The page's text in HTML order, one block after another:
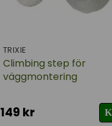
TRIXIE
Climbing step för
väggmontering
149 kr